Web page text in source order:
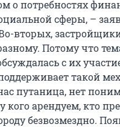
о потребностях
сферы, –
вторых,
Потому что
с их
такой
путаница, нет
арендуем, кто
безвозмездно.